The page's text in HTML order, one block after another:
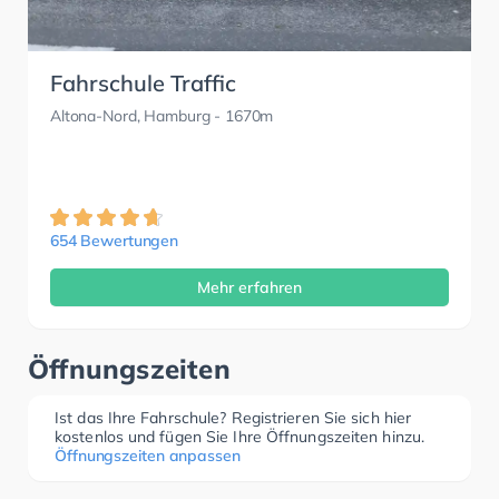
Fahrschule Traffic
Altona-Nord, Hamburg- 1670m
654 Bewertungen
Mehr erfahren
Öffnungszeiten
Ist das Ihre Fahrschule? Registrieren Sie sich hier
kostenlos und fügen Sie Ihre Öffnungszeiten hinzu.
Öffnungszeiten anpassen